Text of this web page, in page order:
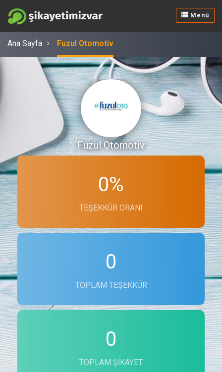
Menü
Ana Sayfa Fuzul Otomotiv
Fuzul Otomotiv
0%
TEŞEKKÜR ORANI
0
TOPLAM TEŞEKKÜR
0
TOPLAM ŞIKAYET